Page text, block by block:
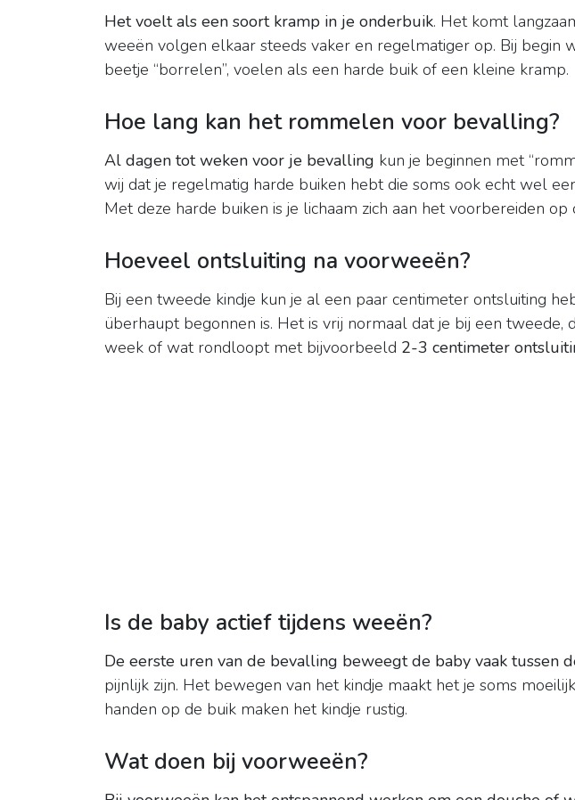
Het voelt als een soort kramp in je onderbuik. Het komt
weeën volgen elkaar steeds vaker en regelmatiger op. Bij begin
beetje “borrelen”, voelen als een harde buik of een kleine kramp.
Hoe lang kan het rommelen voor bevalling?
Al dagen tot weken voor je bevalling kun je beginnen met
wij dat je regelmatig harde buiken hebt die soms ook echt wel
Met deze harde buiken is je lichaam zich aan het voorbereiden op
Hoeveel ontsluiting na voorweeën?
Bij een tweede kindje kun je al een paar centimeter ontsluiting
überhaupt begonnen is. Het is vrij normaal dat je bij een tweede,
week of wat rondloopt met bijvoorbeeld 2-3 centimeter
Is de baby actief tijdens weeën?
De eerste uren van de bevalling beweegt de baby vaak tussen
pijnlijk zijn. Het bewegen van het kindje maakt het je soms
handen op de buik maken het kindje rustig.
Wat doen bij voorweeën?